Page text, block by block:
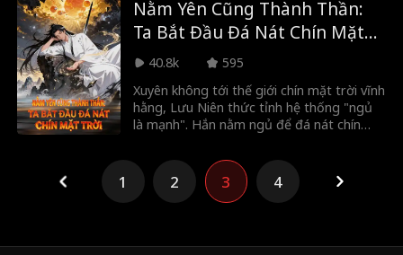
hoạt hệ thống cải tạo cơ giáp nữ thần
thánh. Nhờ hệ thống giúp sức, Lý Càn
Khôn đã lấy lại được tài sản, lập nên quân
đoàn cơ giáp nữ, hủy diệt thế lực tà ác,
giải cứu thế giới.
Nằm Yên Cũng Thành Thần:
Ta Bắt Đầu Đá Nát Chín Mặt
Trời40.8k
595
Xuyên không tới thế giới chín mặt trời vĩnh
hằng, Lưu Niên thức tỉnh hệ thống "ngủ
là mạnh". Hắn nằm ngủ để đá nát chín
chất là thần sáng thế, hợp nhất với bóng
của mình, lập lại trật tự ngày đêm, hóa
trăng vàng, chìm vào giấc ngủ để bảo vệ
1 2 3 4